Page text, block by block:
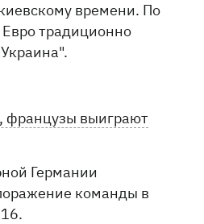
времени. По
традиционно
выиграют
Германии
команды в